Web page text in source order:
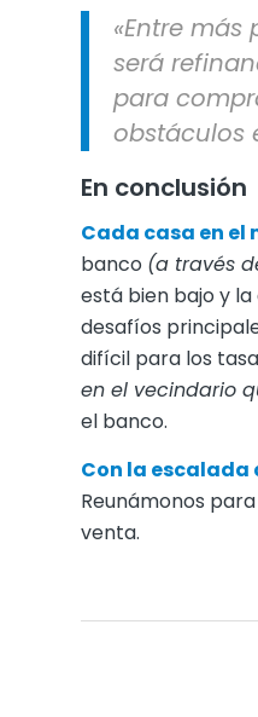
«Entre
será
para
obstáculos
En conclusión
Cada casa en el
banco (a través
está bien bajo y
desafíos
difícil para los
en el vecindario
el banco.
Con la escalada
Reunámonos
venta.